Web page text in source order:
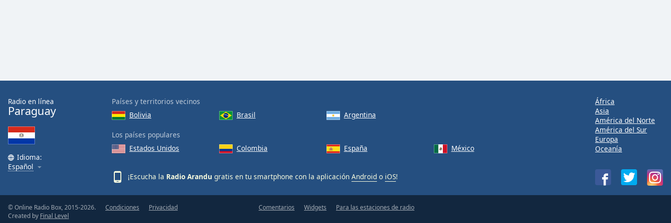
is
modal
window.
Beginning
dialog
window.
and
Radio en línea
Paraguay
Idioma:
Español
Países y territorios vecinos
Bolivia
Brasil Argentina
Los países populares
Estados Unidos
Colombia España México
¡Escucha la Radio Arandu gratis en tu smartphone con la aplicación Android o iOS!
África
Asia
América del Norte
América del Sur
Europa
Oceanía
© Online Radio Box, 2015-2026.
Created by Final Level
Condiciones Privacidad Comentarios Widgets Para las estaciones de radio